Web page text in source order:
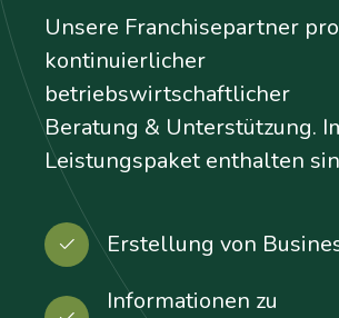
Unsere Franchisepartner
kontinuierlicher
betriebswirtschaftlicher
Beratung & Unterstützung.
Leistungspaket enthalten
Erstellung von
Informationen zu